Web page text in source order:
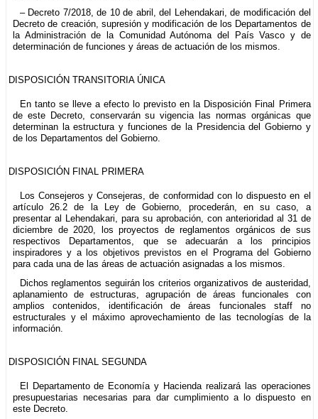
– Decreto 7/2018, de 10 de abril, del Lehendakari, de modificación del
Decreto de creación, supresión y modificación de los Departamentos de
la Administración de la Comunidad Autónoma del País Vasco y de
determinación de funciones y áreas de actuación de los mismos.
DISPOSICIÓN TRANSITORIA ÚNICA
En tanto se lleve a efecto lo previsto en la Disposición Final Primera
de este Decreto, conservarán su vigencia las normas orgánicas que
determinan la estructura y funciones de la Presidencia del Gobierno y
de los Departamentos del Gobierno.
DISPOSICIÓN FINAL PRIMERA
Los Consejeros y Consejeras, de conformidad con lo dispuesto en el
artículo 26.2 de la Ley de Gobierno, procederán, en su caso, a
presentar al Lehendakari, para su aprobación, con anterioridad al 31 de
diciembre de 2020, los proyectos de reglamentos orgánicos de sus
respectivos Departamentos, que se adecuarán a los principios
inspiradores y a los objetivos previstos en el Programa del Gobierno
para cada una de las áreas de actuación asignadas a los mismos.
Dichos reglamentos seguirán los criterios organizativos de austeridad,
aplanamiento de estructuras, agrupación de áreas funcionales con
amplios contenidos, identificación de áreas funcionales staff no
estructurales y el máximo aprovechamiento de las tecnologías de la
información.
DISPOSICIÓN FINAL SEGUNDA
El Departamento de Economía y Hacienda realizará las operaciones
presupuestarias necesarias para dar cumplimiento a lo dispuesto en
este Decreto.